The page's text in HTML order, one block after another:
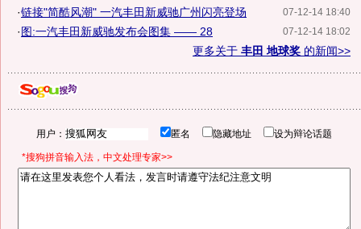
07-12-14 18:40
·链接"简酷风潮" 一汽丰田新威驰广州闪亮登场
07-12-14 18:02
·图:一汽丰田新威驰发布会图集 —— 28
更多关于 丰田 地球奖 的新闻>>
用户： 匿名 隐藏地址 设为辩论话题
*搜狗拼音输入法，中文处理专家>>